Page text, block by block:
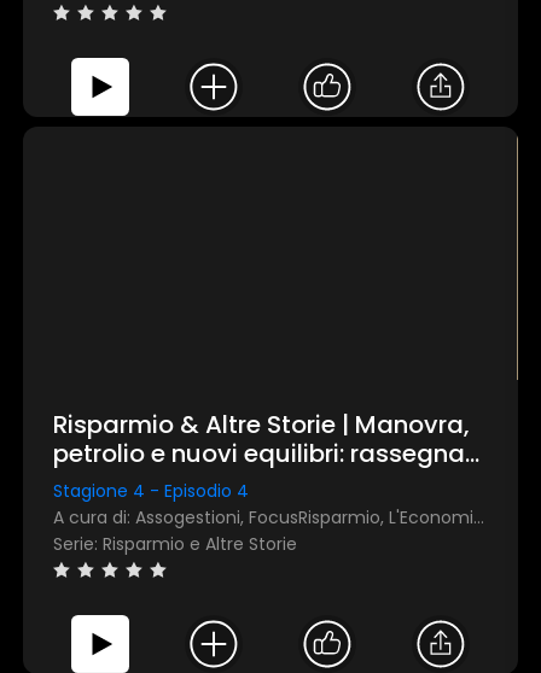
Risparmio & Altre Storie | Manovra,
petrolio e nuovi equilibri: rassegna
stampa di gennaio 2026
Stagione 4 - Episodio 4
A cura di: Assogestioni, FocusRisparmio, L'Economia del Corriere della Sera
Serie: Risparmio e Altre Storie